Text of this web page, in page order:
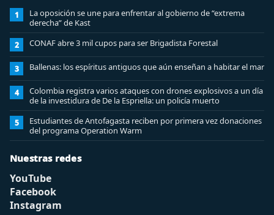
1
La oposición se une para enfrentar al gobierno de “extrema
derecha” de Kast
2 CONAF abre 3 mil cupos para ser Brigadista Forestal
3 Ballenas: los espíritus antiguos que aún enseñan a habitar el mar
4
Colombia registra varios ataques con drones explosivos a un día
de la investidura de De la Espriella: un policía muerto
5
Estudiantes de Antofagasta reciben por primera vez donaciones
del programa Operation Warm
Nuestras redes
YouTube
Facebook
Instagram